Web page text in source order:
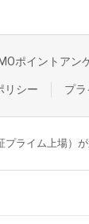
ポイントアン
リシー プ
ライム上場）が